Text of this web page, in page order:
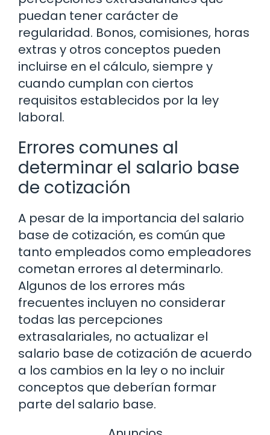
puedan tener carácter de
regularidad. Bonos, comisiones, horas
extras y otros conceptos pueden
incluirse en el cálculo, siempre y
cuando cumplan con ciertos
requisitos establecidos por la ley
laboral.
Errores comunes al
determinar el salario base
de cotización
A pesar de la importancia del salario
base de cotización, es común que
tanto empleados como empleadores
cometan errores al determinarlo.
Algunos de los errores más
frecuentes incluyen no considerar
todas las percepciones
extrasalariales, no actualizar el
salario base de cotización de acuerdo
a los cambios en la ley o no incluir
conceptos que deberían formar
parte del salario base.